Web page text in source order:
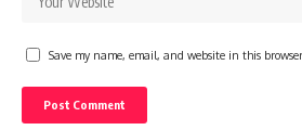
Save my name, email, and website in this